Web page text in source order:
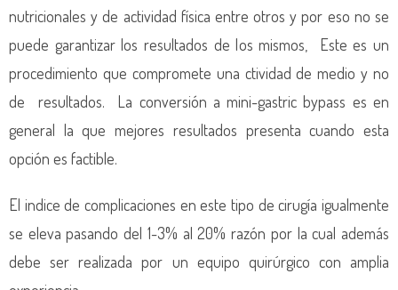
nutricionales y de actividad física entre otros y por eso no se
puede garantizar los resultados de los mismos, Este es un
procedimiento que compromete una ctividad de medio y no
de resultados. La conversión a mini-gastric bypass es en
general la que mejores resultados presenta cuando esta
opción es factible.
El indice de complicaciones en este tipo de cirugía igualmente
se eleva pasando del 1-3% al 20% razón por la cual además
debe ser realizada por un equipo quirúrgico con amplia